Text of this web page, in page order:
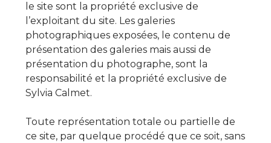
le site sont la propriété exclusive de
l’exploitant du site. Les galeries
photographiques exposées, le contenu de
présentation des galeries mais aussi de
présentation du photographe, sont la
responsabilité et la propriété exclusive de
Sylvia Calmet.
Toute représentation totale ou partielle de
ce site, par quelque procédé que ce soit, sans